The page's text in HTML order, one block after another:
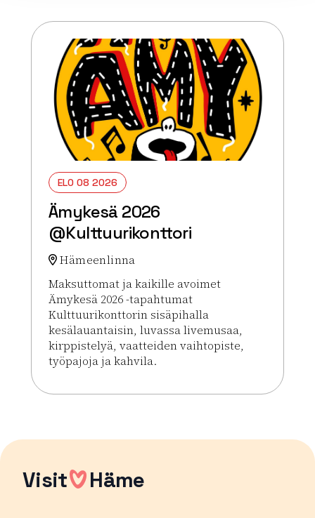
ELO 08 2026
Ämykesä 2026
@Kulttuurikonttori
Hämeenlinna
Maksuttomat ja kaikille avoimet
Ämykesä 2026 -tapahtumat
Kulttuurikonttorin sisäpihalla
kesälauantaisin, luvassa livemusaa,
kirppistelyä, vaatteiden vaihtopiste,
työpajoja ja kahvila.
Lue lisää tapahtumasta Ämykesä 2026
Visit Häme